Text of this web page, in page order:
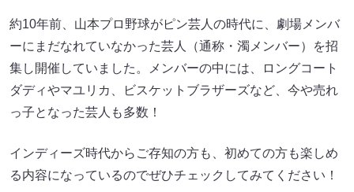
約10年前、山本プロ野球がピン芸人の時代に、劇場メンバ
ーにまだなれていなかった芸人（通称・濁メンバー）を招
集し開催していました。メンバーの中には、ロングコート
ダディやマユリカ、ビスケットブラザーズなど、今や売れ
っ子となった芸人も多数！
インディーズ時代からご存知の方も、初めての方も楽しめ
る内容になっているのでぜひチェックしてみてください！